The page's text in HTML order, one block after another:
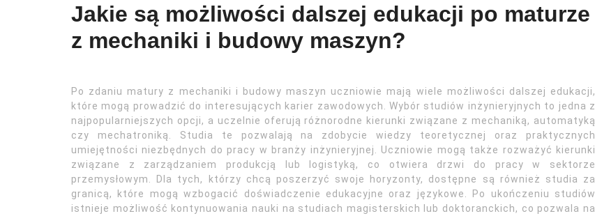
Jakie są możliwości dalszej edukacji po maturze
z mechaniki i budowy maszyn?
Po zdaniu matury z mechaniki i budowy maszyn uczniowie mają wiele możliwości dalszej edukacji,
które mogą prowadzić do interesujących karier zawodowych. Wybór studiów inżynieryjnych to jedna z
najpopularniejszych opcji, a uczelnie oferują różnorodne kierunki związane z mechaniką, automatyką
czy mechatroniką. Studia te pozwalają na zdobycie wiedzy teoretycznej oraz praktycznych
umiejętności niezbędnych do pracy w branży inżynieryjnej. Uczniowie mogą także rozważyć kierunki
związane z zarządzaniem produkcją lub logistyką, co otwiera drzwi do pracy w sektorze
przemysłowym. Dla tych, którzy chcą poszerzyć swoje horyzonty, dostępne są również studia za
granicą, które mogą wzbogacić doświadczenie edukacyjne oraz językowe. Po ukończeniu studiów
istnieje możliwość kontynuowania nauki na studiach magisterskich lub doktoranckich, co pozwala na